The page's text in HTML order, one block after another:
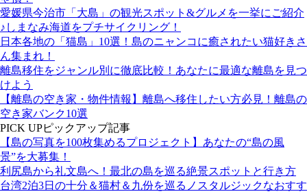
愛媛県今治市「大島」の観光スポット&グルメを一挙にご紹介
♪しまなみ海道をプチサイクリング！
日本各地の「猫島」10選！島のニャンコに癒されたい猫好きさ
ん集まれ！
離島移住をジャンル別に徹底比較！あなたに最適な離島を見つ
けよう
【離島の空き家・物件情報】離島へ移住したい方必見！離島の
空き家バンク10選
PICK UPピックアップ記事
【島の写真を100枚集めるプロジェクト】あなたの“島の風
景”を大募集！
利尻島から礼文島へ！最北の島を巡る絶景スポットと行き方
台湾2泊3日の十分＆猫村＆九份を巡るノスタルジックなおすす